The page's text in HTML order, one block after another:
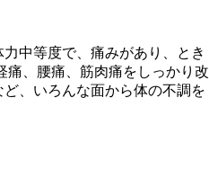
中等度で、痛みがあり、とき
痛、腰痛、筋肉痛をしっかり改
、いろんな面から体の不調を